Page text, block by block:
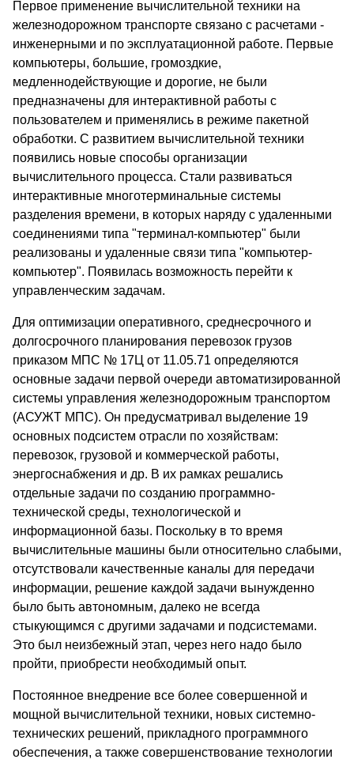
Первое применение вычислительной техники на
железнодорожном транспорте связано с расчетами -
инженерными и по эксплуатационной работе. Первые
компьютеры, большие, громоздкие,
медленнодействующие и дорогие, не были
предназначены для интерактивной работы с
пользователем и применялись в режиме пакетной
обработки. С развитием вычислительной техники
появились новые способы организации
вычислительного процесса. Стали развиваться
интерактивные многотерминальные системы
разделения времени, в которых наряду с удаленными
соединениями типа "терминал-компьютер" были
реализованы и удаленные связи типа "компьютер-
компьютер". Появилась возможность перейти к
управленческим задачам.
Для оптимизации оперативного, среднесрочного и
долгосрочного планирования перевозок грузов
приказом МПС № 17Ц от 11.05.71 определяются
основные задачи первой очереди автоматизированной
системы управления железнодорожным транспортом
(АСУЖТ МПС). Он предусматривал выделение 19
основных подсистем отрасли по хозяйствам:
перевозок, грузовой и коммерческой работы,
энергоснабжения и др. В их рамках решались
отдельные задачи по созданию программно-
технической среды, технологической и
информационной базы. Поскольку в то время
вычислительные машины были относительно слабыми,
отсутствовали качественные каналы для передачи
информации, решение каждой задачи вынужденно
было быть автономным, далеко не всегда
стыкующимся с другими задачами и подсистемами.
Это был неизбежный этап, через него надо было
пройти, приобрести необходимый опыт.
Постоянное внедрение все более совершенной и
мощной вычислительной техники, новых системно-
технических решений, прикладного программного
обеспечения, а также совершенствование технологии